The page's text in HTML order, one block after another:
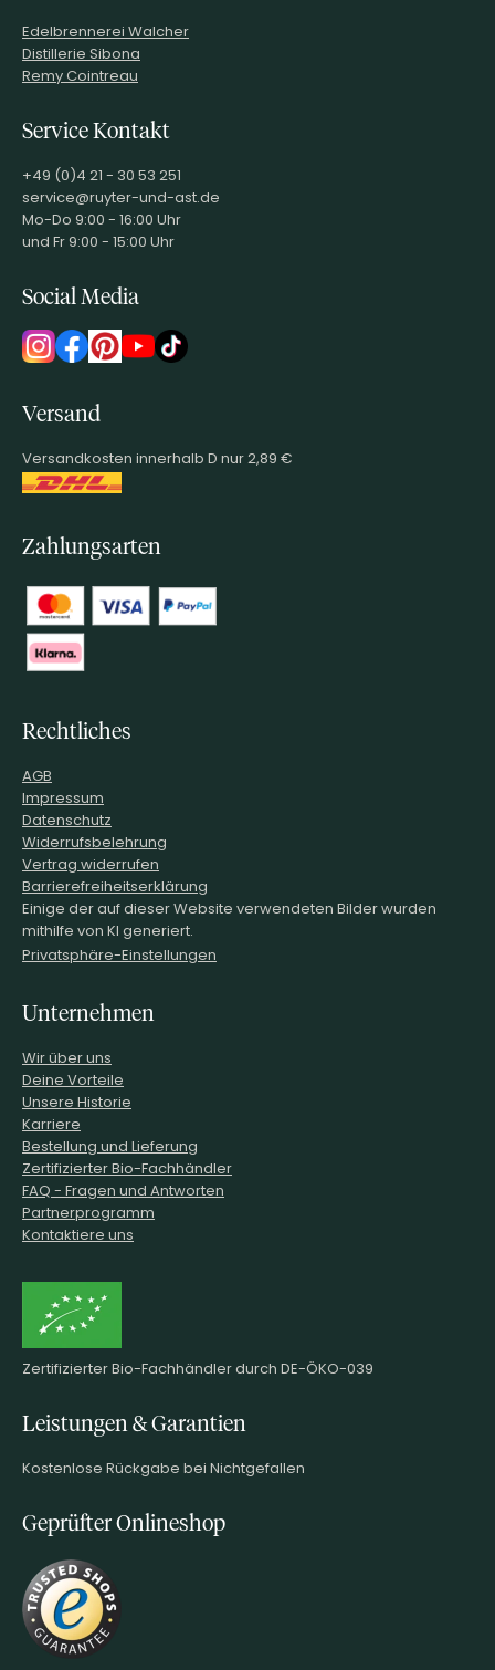
Edelbrennerei Walcher
Distillerie Sibona
Remy Cointreau
Service Kontakt
+49 (0)4 21 - 30 53 251
service@ruyter-und-ast.de
Mo-Do 9:00 - 16:00 Uhr
und Fr 9:00 - 15:00 Uhr
Social Media
Versand
Versandkosten innerhalb D nur 2,89 €
Zahlungsarten
Rechtliches
AGB
Impressum
Datenschutz
Widerrufsbelehrung
Vertrag widerrufen
Barrierefreiheitserklärung
Einige der auf dieser Website verwendeten Bilder wurden
mithilfe von KI generiert.
Privatsphäre-Einstellungen
Unternehmen
Wir über uns
Deine Vorteile
Unsere Historie
Karriere
Bestellung und Lieferung
Zertifizierter Bio-Fachhändler
FAQ - Fragen und Antworten
Partnerprogramm
Kontaktiere uns
Zertifizierter Bio-Fachhändler durch DE-ÖKO-039
Leistungen & Garantien
Kostenlose Rückgabe bei Nichtgefallen
Geprüfter Onlineshop